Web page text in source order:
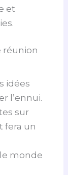
et
réunion
idées
l’ennui.
sur
fera un
monde